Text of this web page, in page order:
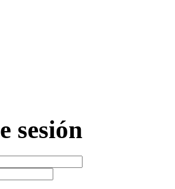
sesión